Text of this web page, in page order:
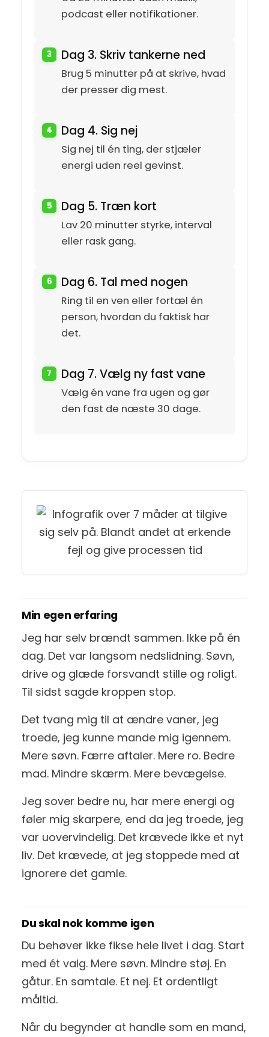
podcast eller notifikationer.
Dag 3. Skriv tankerne ned
Brug 5 minutter på at skrive, hvad
der presser dig mest.
Dag 4. Sig nej
Sig nej til én ting, der stjæler
energi uden reel gevinst.
Dag 5. Træn kort
Lav 20 minutter styrke, interval
eller rask gang.
Dag 6. Tal med nogen
Ring til en ven eller fortæl én
person, hvordan du faktisk har
det.
Dag 7. Vælg ny fast vane
Vælg én vane fra ugen og gør
den fast de næste 30 dage.
Min egen erfaring
Jeg har selv brændt sammen. Ikke på én
dag. Det var langsom nedslidning. Søvn,
drive og glæde forsvandt stille og roligt.
Til sidst sagde kroppen stop.
Det tvang mig til at ændre vaner, jeg
troede, jeg kunne mande mig igennem.
Mere søvn. Færre aftaler. Mere ro. Bedre
mad. Mindre skærm. Mere bevægelse.
Jeg sover bedre nu, har mere energi og
føler mig skarpere, end da jeg troede, jeg
var uovervindelig. Det krævede ikke et nyt
liv. Det krævede, at jeg stoppede med at
ignorere det gamle.
Du skal nok komme igen
Du behøver ikke fikse hele livet i dag. Start
med ét valg. Mere søvn. Mindre støj. En
gåtur. En samtale. Et nej. Et ordentligt
måltid.
Når du begynder at handle som en mand,